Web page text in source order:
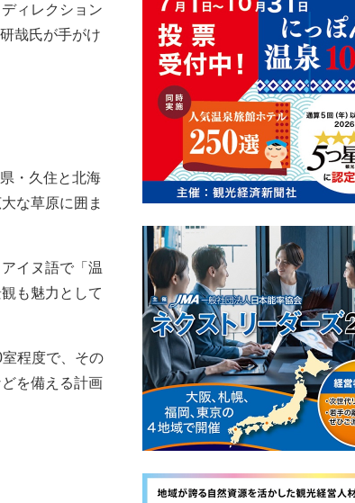
ィレクション
哉氏が手がけ
・久住と北海
な草原に囲ま
イヌ語で「温
も魅力として
程度で、その
を備える計画